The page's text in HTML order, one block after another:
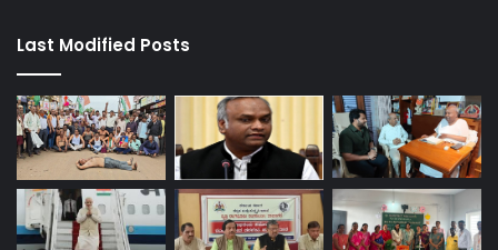
Last Modified Posts